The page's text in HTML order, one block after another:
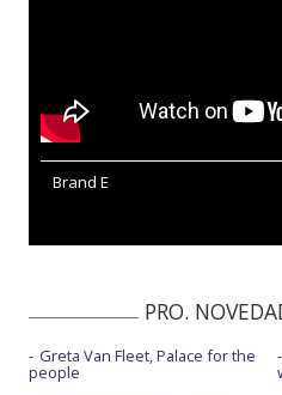
Brand E
PRO.
Greta Van Fleet, Palace for the
people